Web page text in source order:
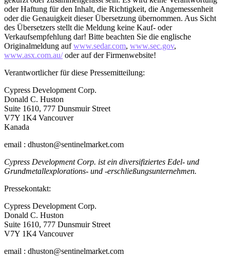
oder Haftung für den Inhalt, die Richtigkeit, die Angemessenheit
oder die Genauigkeit dieser Übersetzung übernommen. Aus Sicht
des Übersetzers stellt die Meldung keine Kauf- oder
Verkaufsempfehlung dar! Bitte beachten Sie die englische
Originalmeldung aufwww.sedar.com, www.sec.gov,
www.asx.com.au/oder auf der Firmenwebsite!
Verantwortlicher für diese Pressemitteilung:
Cypress Development Corp.
Donald C. Huston
Suite 1610, 777 Dunsmuir Street
V7Y 1K4 Vancouver
Kanada
email : dhuston@sentinelmarket.com
Cypress Development Corp. ist ein diversifiziertes Edel- und
Grundmetallexplorations- und -erschließungsunternehmen.
Pressekontakt:
Cypress Development Corp.
Donald C. Huston
Suite 1610, 777 Dunsmuir Street
V7Y 1K4 Vancouver
email : dhuston@sentinelmarket.com